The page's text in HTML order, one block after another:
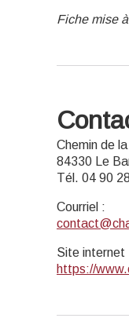
Fiche mise
Chemin de
84330 Le
Tél. 04 90
Courriel :
Site internet
https://